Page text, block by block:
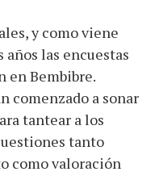
y como viene
las encuestas
en Bembibre.
comenzado a sonar
tantear a los
tanto
como valoración